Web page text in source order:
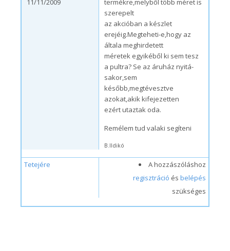
11/11/2009
termékre,melyből több méret is
szerepelt
az akcióban a készlet
erejéig.Megteheti-e,hogy az
általa meghirdetett
méretek egyikéből ki sem tesz
a pultra? Se az áruház nyitá-
sakor,sem
később,megtévesztve
azokat,akik kifejezetten
ezért utaztak oda.
Remélem tud valaki segíteni
B.Ildikó
Tetejére
A hozzászóláshoz
regisztráció és belépés
szükséges